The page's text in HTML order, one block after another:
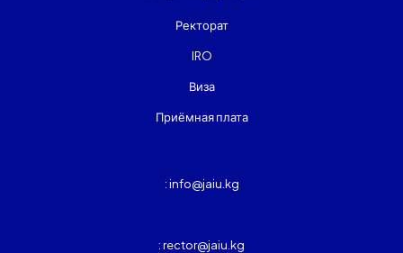
Ректорат
IRO
Виза
Приёмная плата
: info@jaiu.kg
: rector@jaiu.kg